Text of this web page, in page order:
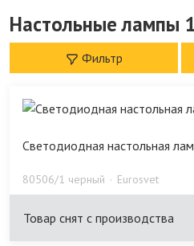
Настольные лампы
Фильтр
Светодиодная настольная
80506/1 черный Eurosvet
Товар снят с производства